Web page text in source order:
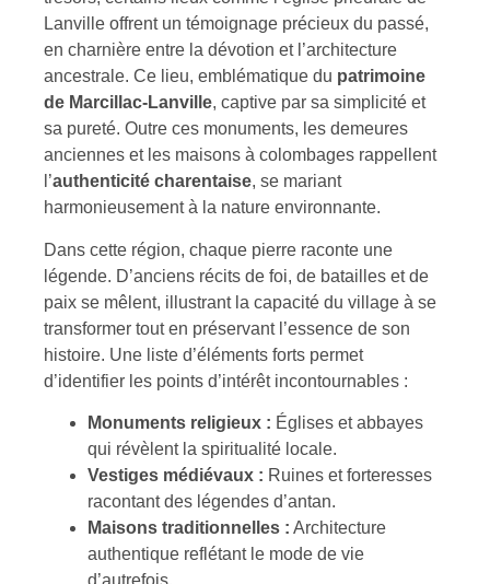
Lanville offrent un témoignage précieux du passé,
en charnière entre la dévotion et l’architecture
ancestrale. Ce lieu, emblématique du patrimoine
de Marcillac-Lanville, captive par sa simplicité et
sa pureté. Outre ces monuments, les demeures
anciennes et les maisons à colombages rappellent
l’authenticité charentaise, se mariant
harmonieusement à la nature environnante.
Dans cette région, chaque pierre raconte une
légende. D’anciens récits de foi, de batailles et de
paix se mêlent, illustrant la capacité du village à se
transformer tout en préservant l’essence de son
histoire. Une liste d’éléments forts permet
d’identifier les points d’intérêt incontournables :
Monuments religieux : Églises et abbayes
qui révèlent la spiritualité locale.
Vestiges médiévaux : Ruines et forteresses
racontant des légendes d’antan.
Maisons traditionnelles : Architecture
authentique reflétant le mode de vie
d’autrefois.